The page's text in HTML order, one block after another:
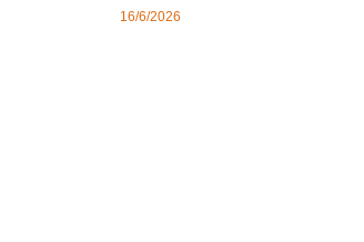
16/6/2026